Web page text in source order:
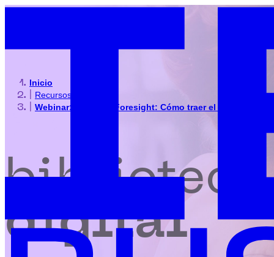
Inicio
Recursos
Webinar: Strategic Foresight: Cómo traer el futuro al
biblioteca
digital